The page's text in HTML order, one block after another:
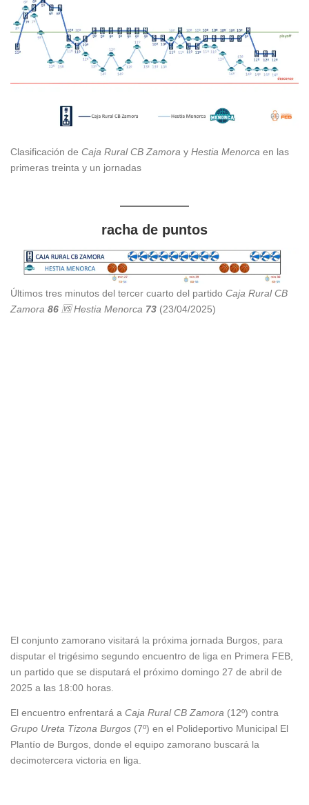
Clasificación de Caja Rural CB Zamora y Hestia Menorca en las
primeras treinta y un jornadas
rachade puntos
Últimos tres minutos del tercer cuarto del partido Caja Rural CB
Zamora 86 🆚Hestia Menorca 73 (23/04/2025)
El conjunto zamorano visitará la próxima jornada Burgos, para
disputar el trigésimo segundo encuentro de liga en Primera FEB,
un partido que se disputará el próximo domingo 27 de abril de
2025 a las 18:00 horas.
El encuentro enfrentará a Caja Rural CB Zamora (12º) contra
Grupo Ureta Tizona Burgos (7º) en el Polideportivo Municipal El
Plantío de Burgos, donde el equipo zamorano buscará la
decimotercera victoria en liga.